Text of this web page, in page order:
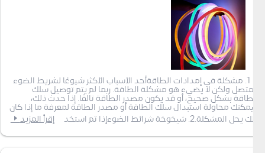
1. مشكلة في إمدادات الطاقةأحد الأسباب الأكثر شيوعًا لشريط الضوء
المتصل ولكن لا يضيء هو مشكلة الطاقة. ربما لم يتم توصيل سلك
الطاقة بشكل صحيح، أو قد يكون مصدر الطاقة تالفًا. إذا حدث ذلك،
فيمكنك محاولة استبدال سلك الطاقة أو مصدر الطاقة لمعرفة ما إذا كان
ذلك يحل المشكلة.2. شيخوخة شرائط الضوءإذا تم استخد
إقرأ المزيد